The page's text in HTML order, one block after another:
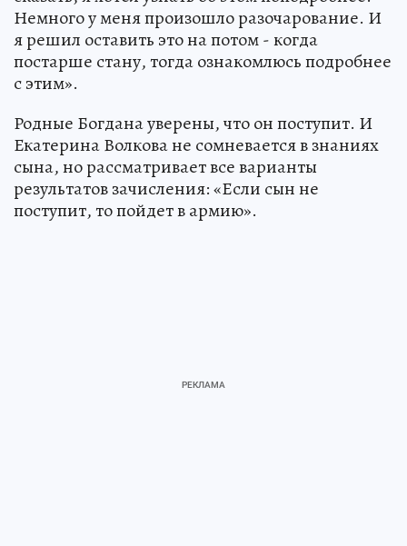
Немного у меня произошло разочарование. И
я решил оставить это на потом - когда
постарше стану, тогда ознакомлюсь подробнее
с этим».
Родные Богдана уверены, что он поступит. И
Екатерина Волкова не сомневается в знаниях
сына, но рассматривает все варианты
результатов зачисления: «Если сын не
поступит, то пойдет в армию».